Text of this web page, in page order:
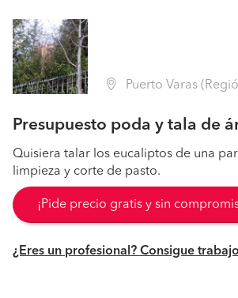
Puerto Varas (Región X Los Lagos -
Presupuesto poda y tala de
Quisiera talar los eucaliptos de una
limpieza y corte de pasto.
¡Pide precio gratis y sin
¿Eres un profesional? Consigue